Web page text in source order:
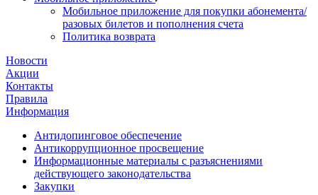
Мобильное приложение для покупки абонемента/
разовых билетов и пополнения счета
Политика возврата
Новости
Акции
Контакты
Правила
Информация
Антидопинговое обеспечение
Антикоррупционное просвещение
Информационные материалы с разъяснениями
действующего законодательства
Закупки